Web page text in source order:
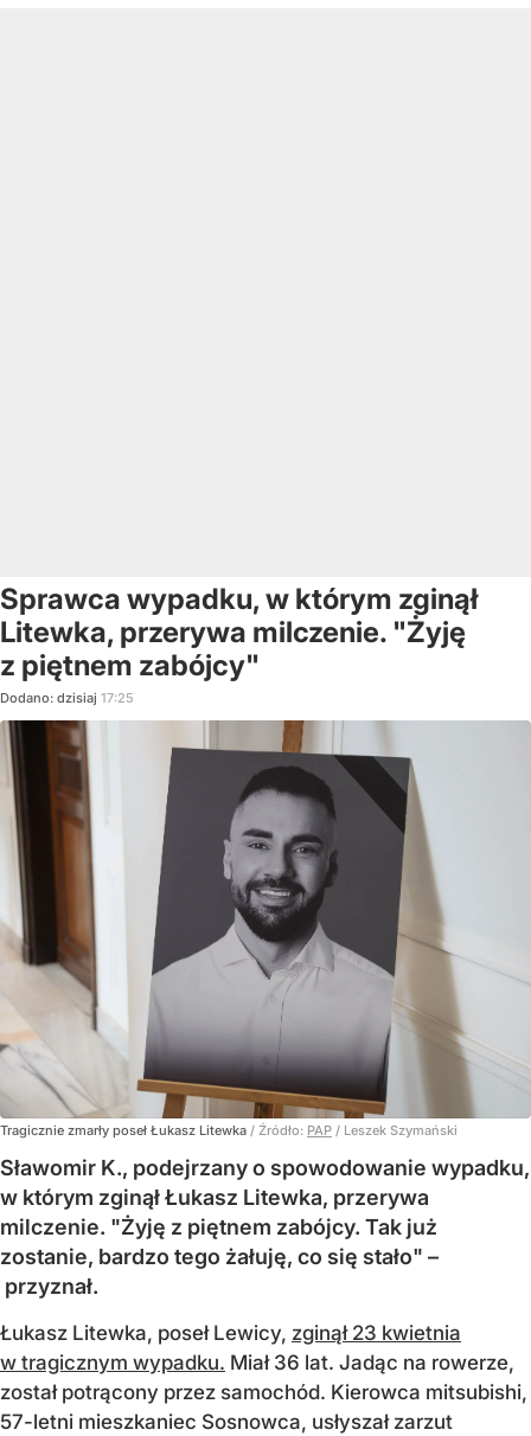
Sprawca wypadku, w którym zginął
Litewka, przerywa milczenie. "Żyję
z piętnem zabójcy"
Dodano: dzisiaj 17:25
Tragicznie zmarły poseł Łukasz Litewka / Źródło: PAP / Leszek Szymański
Sławomir K., podejrzany o spowodowanie wypadku,
w którym zginął Łukasz Litewka, przerywa
milczenie. "Żyję z piętnem zabójcy. Tak już
zostanie, bardzo tego żałuję, co się stało" –
przyznał.
Łukasz Litewka, poseł Lewicy, zginął 23 kwietnia
w tragicznym wypadku. Miał 36 lat. Jadąc na rowerze,
został potrącony przez samochód. Kierowca mitsubishi,
57-letni mieszkaniec Sosnowca, usłyszał zarzut